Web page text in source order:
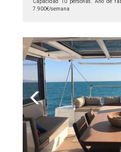
Capacidad 10 personas. Año de
7.900€/semana
Previous